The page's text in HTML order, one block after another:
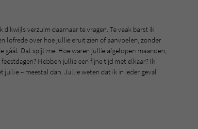
verzuim daarnaar te vragen. Te vaak barst ik
lofrede over hoe jullie eruit zien of aanvoelen, zonder
gáát. Dat spijt me. Hoe waren jullie afgelopen maanden,
Hebben jullie een fijne tijd met elkaar? Ik
– meestal dan. Jullie weten dat ik in ieder geval